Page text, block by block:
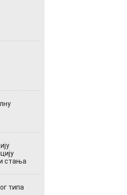
стања
типа